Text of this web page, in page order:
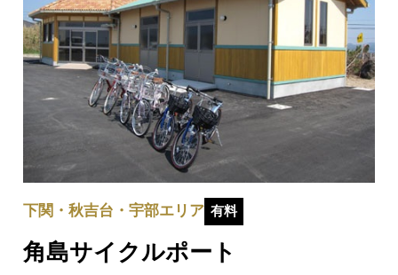
角島サイクルポート
下関・秋吉台・宇部エリア 有料